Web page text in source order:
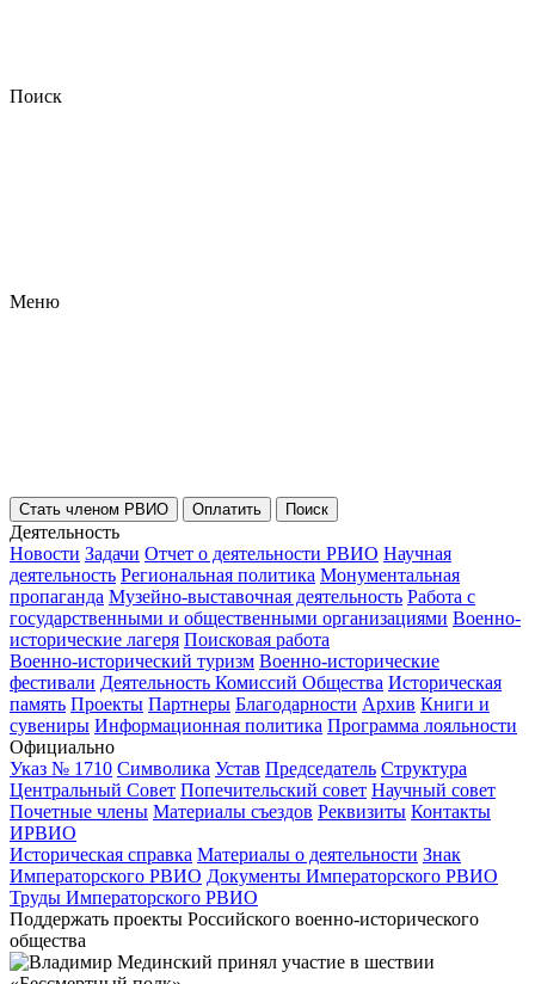
Поиск
Меню
Стать членом РВИО Оплатить Поиск
Деятельность
Новости Задачи Отчет о деятельности РВИО Научная
деятельность Региональная политика Монументальная
пропаганда Музейно-выставочная деятельность Работа с
государственными и общественными организациями Военно-
исторические лагеря Поисковая работа
Военно-исторический туризм Военно-исторические
фестивали Деятельность Комиссий Общества Историческая
память Проекты Партнеры Благодарности Архив Книги и
сувениры Информационная политика Программа лояльности
Официально
Указ № 1710 Символика Устав Председатель Структура
Центральный Совет Попечительский совет Научный совет
Почетные члены Материалы съездов Реквизиты Контакты
ИРВИО
Историческая справка Материалы о деятельности Знак
Императорского РВИО Документы Императорского РВИО
Труды Императорского РВИО
Поддержать проекты Российского военно-исторического
общества